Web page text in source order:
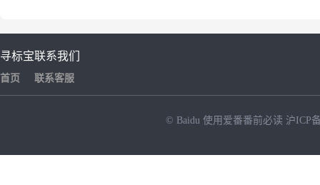
寻标宝
首页
联系我们
联系客服
© Baidu 使用爱番番前必读 沪ICP